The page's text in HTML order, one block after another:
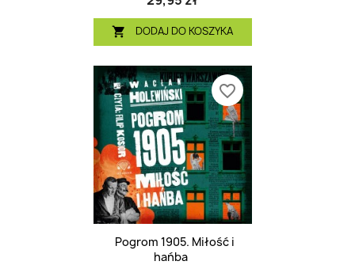
 DODAJ DO KOSZYKA
Pogrom 1905. Miłość i
hańba
favorite_border